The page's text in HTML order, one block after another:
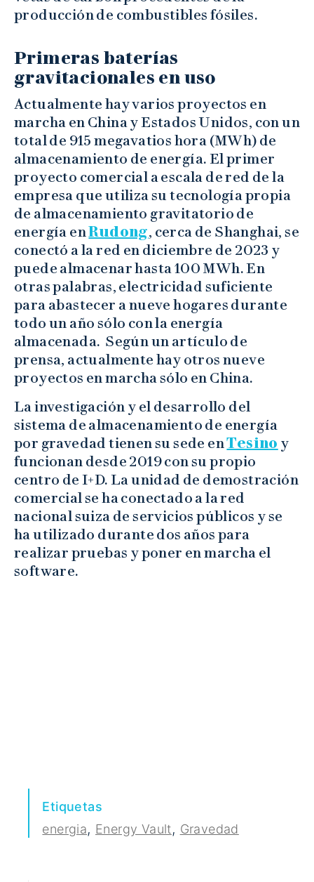
producción de combustibles fósiles.
Primeras baterías
gravitacionales en uso
Actualmente hay varios proyectos en
marcha en China y Estados Unidos, con un
total de 915 megavatios hora (MWh) de
almacenamiento de energía. El primer
proyecto comercial a escala de red de la
empresa que utiliza su tecnología propia
de almacenamiento gravitatorio de
energía enRudong, cerca de Shanghai, se
conectó a la red en diciembre de 2023 y
puede almacenar hasta 100 MWh. En
otras palabras, electricidad suficiente
para abastecer a nueve hogares durante
todo un año sólo con la energía
almacenada. Según un artículo de
prensa, actualmente hay otros nueve
proyectos en marcha sólo en China.
La investigación y el desarrollo del
sistema de almacenamiento de energía
por gravedad tienen su sede enTesino y
funcionan desde 2019 con su propio
centro de I+D. La unidad de demostración
comercial se ha conectado a la red
nacional suiza de servicios públicos y se
ha utilizado durante dos años para
realizar pruebas y poner en marcha el
software.
Etiquetas
energia, Energy Vault, Gravedad